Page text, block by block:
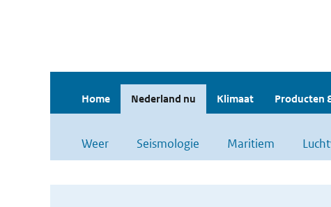
Home Nederland nu Klimaat Producten
Weer Seismologie Maritiem